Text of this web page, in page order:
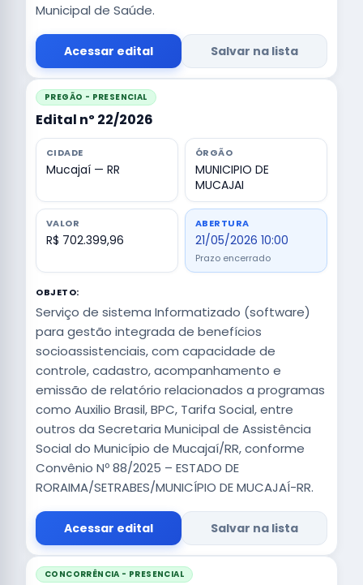
Municipal de Saúde.
Acessar edital Salvar na lista
PREGÃO - PRESENCIAL
Edital nº 22/2026
CIDADE
Mucajaí — RR
ÓRGÃO
MUNICIPIO DE
MUCAJAI
VALOR
R$ 702.399,96
ABERTURA
21/05/2026 10:00
Prazo encerrado
OBJETO:
Serviço de sistema Informatizado (software)
para gestão integrada de benefícios
socioassistenciais, com capacidade de
controle, cadastro, acompanhamento e
emissão de relatório relacionados a programas
como Auxilio Brasil, BPC, Tarifa Social, entre
outros da Secretaria Municipal de Assistência
Social do Município de Mucajaí/RR, conforme
Convênio Nº 88/2025 – ESTADO DE
RORAIMA/SETRABES/MUNICÍPIO DE MUCAJAÍ-RR.
Acessar edital Salvar na lista
CONCORRÊNCIA - PRESENCIAL